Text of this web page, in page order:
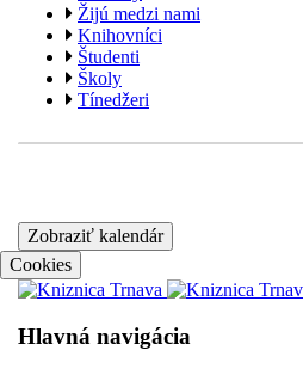
Žijú medzi nami
Knihovníci
Študenti
Školy
Tínedžeri
Zobraziť kalendár
Cookies
Hlavná navigácia